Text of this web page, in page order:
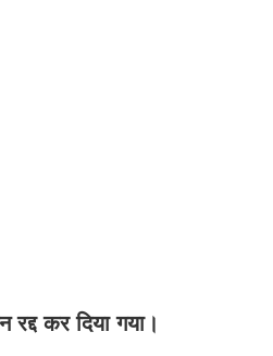
कर दिया गया।